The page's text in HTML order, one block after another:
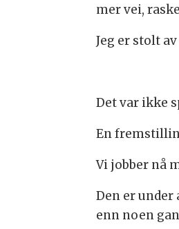
mer vei,
Jeg er stolt
Det var ikke
En
Vi jobber nå
Den er
enn noen